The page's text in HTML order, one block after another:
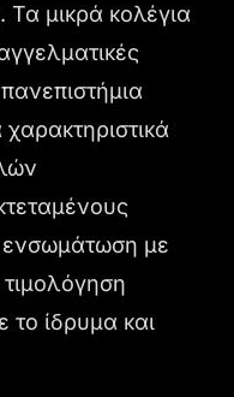
μικρά κολέγια
ενσωμάτωση με
το ίδρυμα και